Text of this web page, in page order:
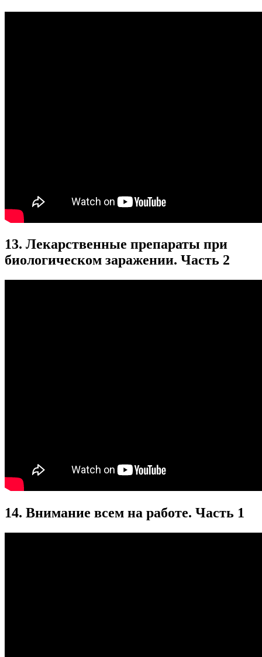
13. Лекарственные препараты при
биологическом заражении. Часть 2
14. Внимание всем на работе. Часть 1